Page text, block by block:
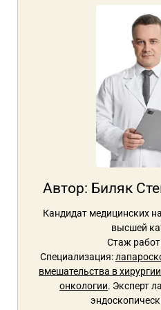
Автор: Биляк
Кандидат медицинских
высшей
Стаж
Специализация:
вмешательства в хирургии
онкологии. Эксперт